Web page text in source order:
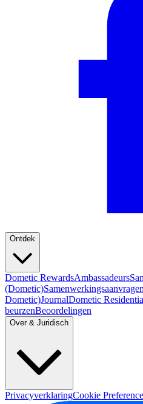
Ontdek
Dometic RewardsAmbassadeurs
(Dometic)
Dometic)JournalDometic
beurzenBeoordelingen
Over & Juridisch
PrivacyverklaringCookie